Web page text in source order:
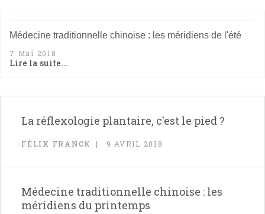
Médecine traditionnelle chinoise : les méridiens de l'été
7 Mai 2018
Lire la suite...
La réflexologie plantaire, c'est le pied ?
FÉLIX FRANCK 9 AVRIL 2018
Médecine traditionnelle chinoise : les
méridiens du printemps